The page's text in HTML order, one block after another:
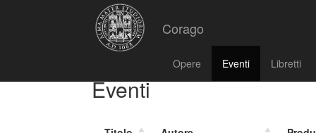
Corago
Opere Eventi Libretti
Eventi